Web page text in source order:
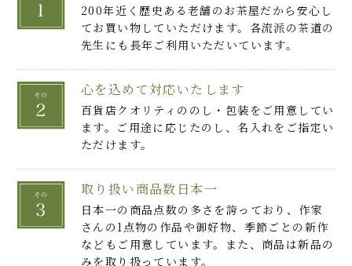
200年近く歴史ある老舗のお茶屋だから安心し
てお買い物していただけます。各流派の茶道の
先生にも長年ご利用いただいています。
心を込めて対応いたします
百貨店クオリティののし・包装をご用意してい
ます。ご用途に応じたのし、名入れをご指定い
ただけます。
取り扱い商品数日本一
日本一の商品点数の多さを誇っており、作家
さんの1点物の作品や御好物、季節ごとの新作
などもご用意しています。また、商品は新品の
みを取り扱っています。